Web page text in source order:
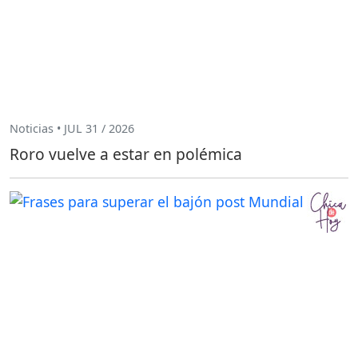
Noticias • JUL 31 / 2026
Roro vuelve a estar en polémica